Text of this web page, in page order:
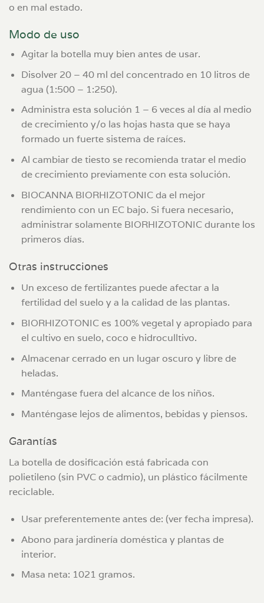
o en mal estado.
Modo de uso
Agitar la botella muy bien antes de usar.
Disolver 20 – 40 ml del concentrado en 10 litros de
agua (1:500 – 1:250).
Administra esta solución 1 – 6 veces al día al medio
de crecimiento y/o las hojas hasta que se haya
formado un fuerte sistema de raíces.
Al cambiar de tiesto se recomienda tratar el medio
de crecimiento previamente con esta solución.
BIOCANNA BIORHIZOTONIC da el mejor
rendimiento con un EC bajo. Si fuera necesario,
administrar solamente BIORHIZOTONIC durante los
primeros días.
Otras instrucciones
Un exceso de fertilizantes puede afectar a la
fertilidad del suelo y a la calidad de las plantas.
BIORHIZOTONIC es 100% vegetal y apropiado para
el cultivo en suelo, coco e hidroculltivo.
Almacenar cerrado en un lugar oscuro y libre de
heladas.
Manténgase fuera del alcance de los niños.
Manténgase lejos de alimentos, bebidas y piensos.
Garantías
La botella de dosificación está fabricada con
polietileno (sin PVC o cadmio), un plástico fácilmente
reciclable.
Usar preferentemente antes de: (ver fecha impresa).
Abono para jardinería doméstica y plantas de
interior.
Masa neta: 1021 gramos.